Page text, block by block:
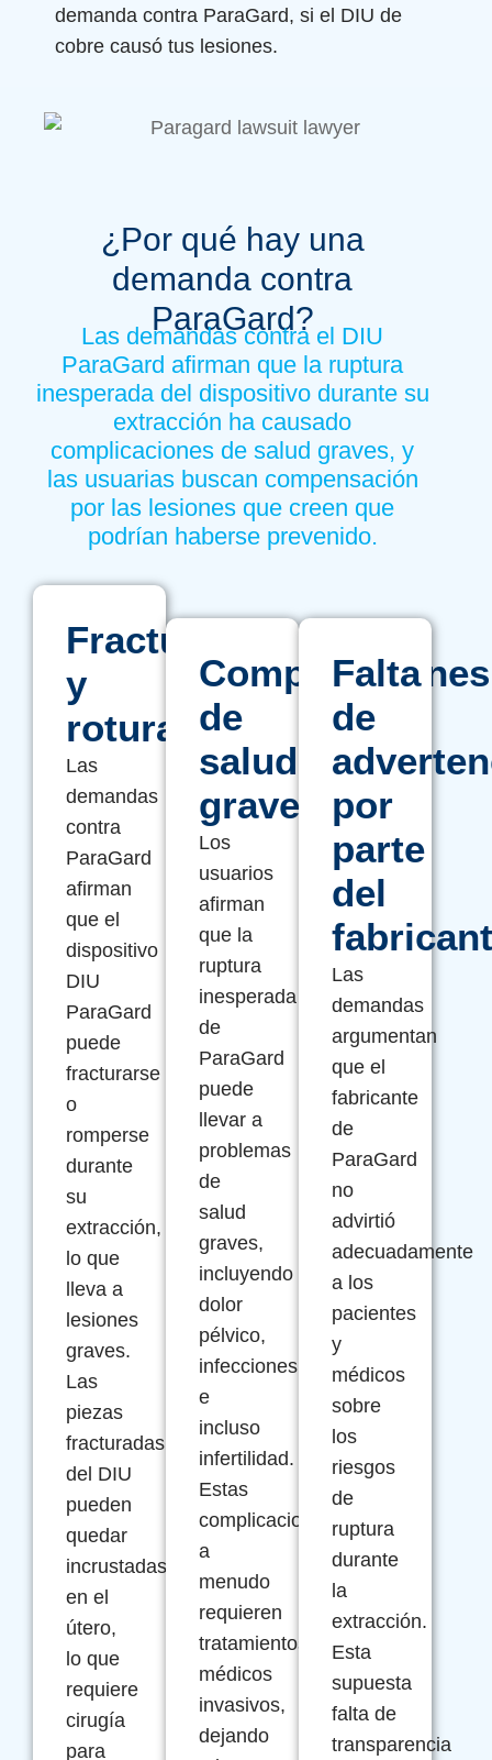
demanda contra ParaGard, si el DIU de
cobre causó tus lesiones.
¿Por qué hay una
demanda contra
ParaGard?
Las demandas contra el DIU
ParaGard afirman que la ruptura
inesperada del dispositivo durante su
extracción ha causado
complicaciones de salud graves, y
las usuarias buscan compensación
por las lesiones que creen que
podrían haberse prevenido.
Fracturas
y
roturas
Las
demandas
contra
ParaGard
afirman
que el
dispositivo
DIU
ParaGard
puede
fracturarse
o
romperse
durante
su
extracción,
lo que
lleva a
lesiones
graves.
Las
piezas
fracturadas
del DIU
pueden
quedar
incrustadas
en el
útero,
lo que
requiere
cirugía
para
Complicaciones
de
salud
graves
Los
usuarios
afirman
que la
ruptura
inesperada
de
ParaGard
puede
llevar a
problemas
de
salud
graves,
incluyendo
dolor
pélvico,
infecciones
e
incluso
infertilidad.
Estas
complicaciones
a
menudo
requieren
tratamientos
médicos
invasivos,
dejando
Falta
de
por
parte
del
Las
demandas
argumentan
que el
fabricante
de
ParaGard
no
advirtió
adecuadamente
a los
pacientes
y
médicos
sobre
los
riesgos
de
ruptura
durante
la
extracción.
Esta
supuesta
falta de
transparencia